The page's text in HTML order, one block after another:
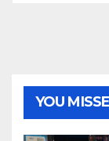
YOU